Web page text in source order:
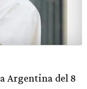
Argentina del 8